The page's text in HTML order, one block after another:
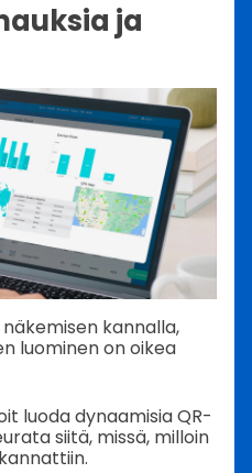
ja
kannalla,
luominen on oikea
luoda dynaamisia QR-
siitä, missä, milloin